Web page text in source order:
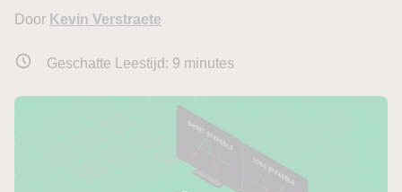
Door Kevin Verstraete
Geschatte Leestijd: 9 minutes